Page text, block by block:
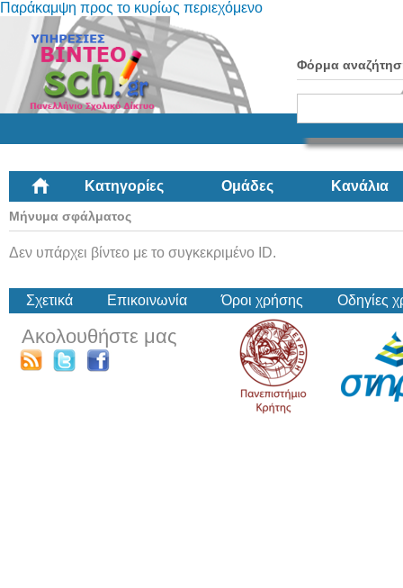
Παράκαμψη προς το κυρίως περιεχόμενο
Φόρμα
Κατηγορίες Ομάδες Κανάλια
Μήνυμα σφάλματος
Δεν υπάρχει βίντεο με το συγκεκριμένο ID.
Σχετικά Επικοινωνία Όροι χρήσης Οδηγίες
Ακολουθήστε μας